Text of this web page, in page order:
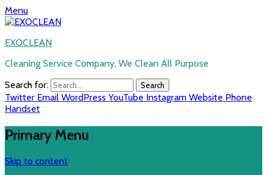
Menu
EXOCLEAN
Cleaning Service Company, We Clean All Purpose
Search for:
Twitter Email WordPress YouTube Instagram Website Phone
Handset
Primary Menu
Skip to content